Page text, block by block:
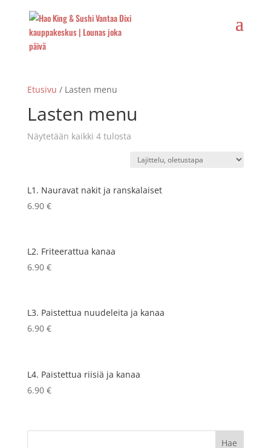
Etusivu / Lasten menu
Lasten menu
Näytetään kaikki 4 tulosta
L1. Nauravat nakit ja ranskalaiset
6.90 €
L2. Friteerattua kanaa
6.90 €
L3. Paistettua nuudeleita ja kanaa
6.90 €
L4. Paistettua riisiä ja kanaa
6.90 €